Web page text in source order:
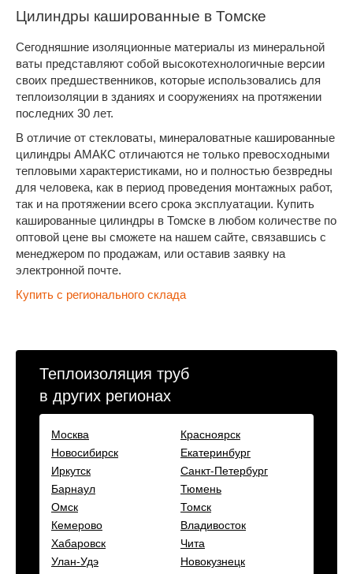
Цилиндры кашированные в Томске
Сегодняшние изоляционные материалы из минеральной
ваты представляют собой высокотехнологичные версии
своих предшественников, которые использовались для
теплоизоляции в зданиях и сооружениях на протяжении
последних 30 лет.
В отличие от стекловаты, минераловатные кашированные
цилиндры АМАКС отличаются не только превосходными
тепловыми характеристиками, но и полностью безвредны
для человека, как в период проведения монтажных работ,
так и на протяжении всего срока эксплуатации. Купить
кашированные цилиндры в Томске в любом количестве по
оптовой цене вы сможете на нашем сайте, связавшись с
менеджером по продажам, или оставив заявку на
электронной почте.
Купить с регионального склада
Теплоизоляция труб
в других регионах
Москва
Красноярск
Новосибирск
Екатеринбург
Иркутск
Санкт-Петербург
Барнаул
Тюмень
Омск
Томск
Кемерово
Владивосток
Хабаровск
Чита
Улан-Удэ
Новокузнецк